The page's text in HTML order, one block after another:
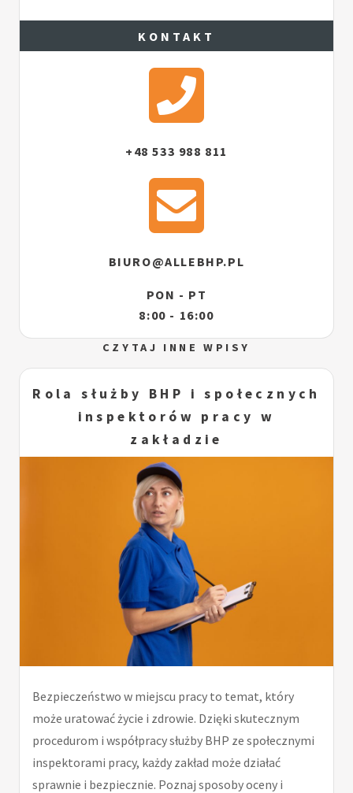
KONTAKT
+48 533 988 811
BIURO@ALLEBHP.PL
PON - PT
8:00 - 16:00
CZYTAJ INNE WPISY
Rola służby BHP i społecznych
inspektorów pracy w
zakładzie
Bezpieczeństwo w miejscu pracy to temat, który
może uratować życie i zdrowie. Dzięki skutecznym
procedurom i współpracy służby BHP ze społecznymi
inspektorami pracy, każdy zakład może działać
sprawnie i bezpiecznie. Poznaj sposoby oceny i